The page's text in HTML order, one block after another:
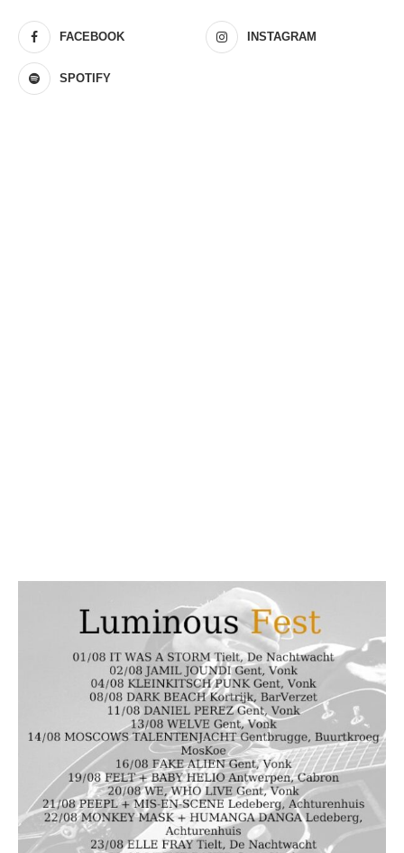
FACEBOOK INSTAGRAM
SPOTIFY